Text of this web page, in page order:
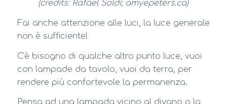
(credits: Rafael Soldi; amyepeters.ca)
Fai anche attenzione alle luci, la luce generale
non è sufficiente!
C’è bisogno di qualche altro punto luce, vuoi
con lampade da tavolo, vuoi da terra, per
rendere più confortevole la permanenza.
Pensa ad una lampada vicino al divano o la